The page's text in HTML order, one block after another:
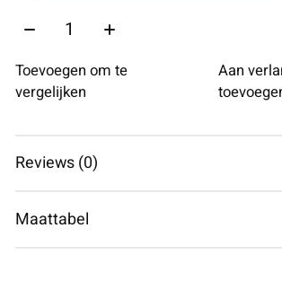
Aantal:
Toevoegen om te
vergelijken
Aan
Reviews (0)
Maattabel